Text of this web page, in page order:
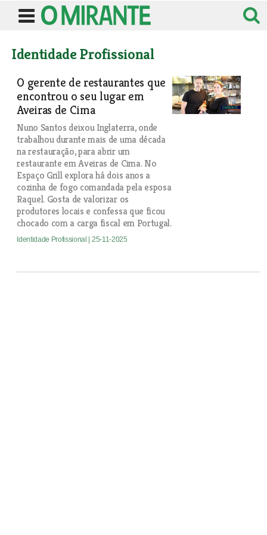
Identidade Profissional
O gerente de restaurantes que
encontrou o seu lugar em
Aveiras de Cima
Nuno Santos deixou Inglaterra, onde
trabalhou durante mais de uma década
na restauração, para abrir um
restaurante em Aveiras de Cima. No
Espaço Grill explora há dois anos a
cozinha de fogo comandada pela esposa
Raquel. Gosta de valorizar os
produtores locais e confessa que ficou
chocado com a carga fiscal em Portugal.
Identidade Profissional | 25-11-2025